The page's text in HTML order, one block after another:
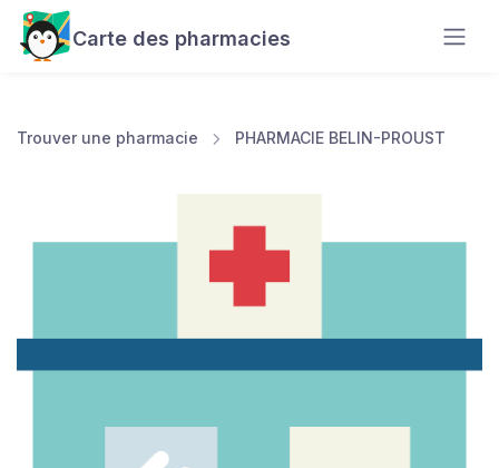
Carte des pharmacies
Trouver une pharmacie PHARMACIE BELIN-PROUST